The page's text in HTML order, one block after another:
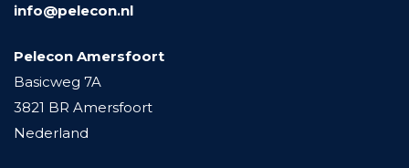
info@pelecon.nl
Pelecon Amersfoort
Basicweg 7A
3821 BR Amersfoort
Nederland